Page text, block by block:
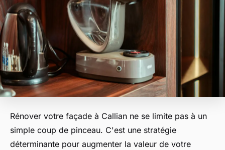
Rénover votre façade à Callian ne se limite pas à un
simple coup de pinceau. C'est une stratégie
déterminante pour augmenter la valeur de votre